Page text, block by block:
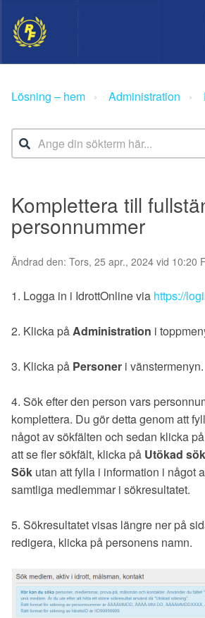
Lösning – hem Administration
Komplettera till
personnummer
Ändrad den: Tors, 25 apr., 2024 vid 10:20
1. Logga in i IdrottOnline via https://
2. Klicka påAdministration i
3. Klicka på Personer i vänstermenyn.
4. Sök efter den person vars
komplettera. Du gör detta genom att
något av sökfälten och sedan klicka
att se fler sökfält, klicka på Utökad
Sök utan att fylla i information i något
samtliga medlemmar i sökresultatet.
5. Sökresultatet visas längre ner på
redigera, klicka på personens namn.